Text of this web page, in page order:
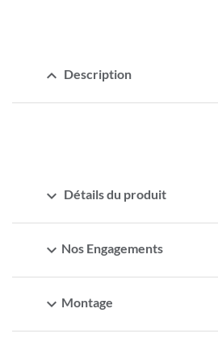
expand_less Description
expand_more Détails du produit
expand_more Nos Engagements
expand_more Montage